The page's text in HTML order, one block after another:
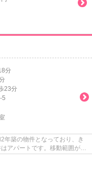
分
23分
5
年築の物件となっており、き
アパートです。移動範囲が広